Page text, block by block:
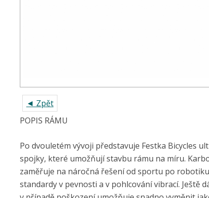
◄ Zpět
POPIS RÁMU
Po dvouletém vývoji představuje Festka Bicycles
spojky, které umožňují stavbu rámu na míru.
zaměřuje na náročná řešení od sportu po
standardy v pevnosti a v pohlcování vibrací. Ještě